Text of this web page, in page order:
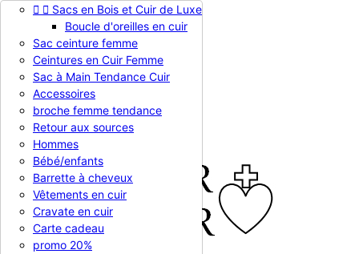
Appelez-nous :0786510612
EUR € 
EUR €
RUB RUB
Connexion
shopping_cart Panier (0)
  Sacs en Bois et Cuir de Luxe
Boucle d'oreilles en cuir
Sac ceinture femme
Ceintures en Cuir Femme
Sac à Main Tendance Cuir
Accessoires
broche femme tendance
Retour aux sources
Hommes
Bébé/enfants
Barrette à cheveux
Vêtements en cuir
Cravate en cuir
Carte cadeau
promo 20%